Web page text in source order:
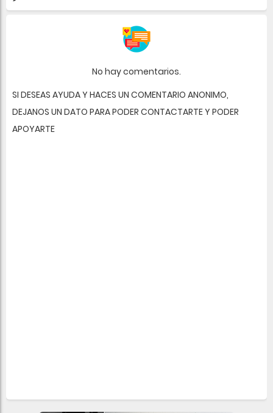
No hay comentarios.
SI DESEAS AYUDA Y HACES UN COMENTARIO ANONIMO,
DEJANOS UN DATO PARA PODER CONTACTARTE Y PODER
APOYARTE